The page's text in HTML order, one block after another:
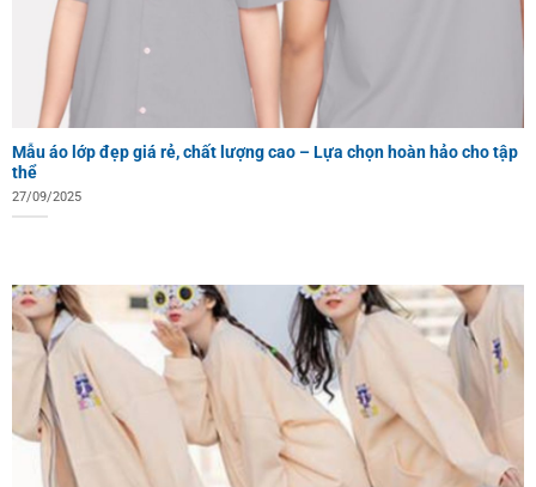
Mẫu áo lớp đẹp giá rẻ, chất lượng cao – Lựa chọn hoàn hảo cho tập
thể
27/09/2025